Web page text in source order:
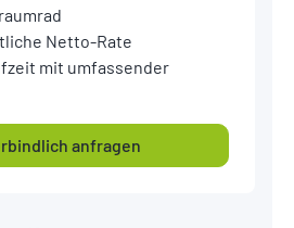
Netto-Rate
mit umfassender
anfragen